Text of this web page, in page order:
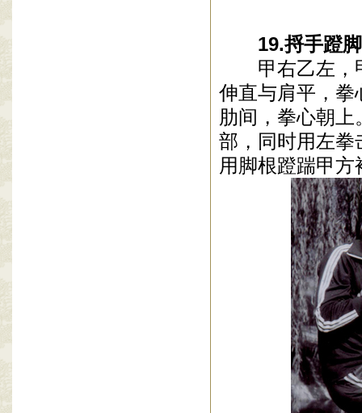
19.捋手蹬
甲右乙左，
伸直与肩平，拳
肋间，拳心朝
部，同时用左拳
用脚根蹬踹甲